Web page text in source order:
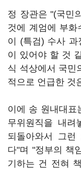
정 장관은 "(국민
것에 계엄에 부화
이 (특검) 수사 과
이 있어야 할 것
식 석상에서 국민
적으로 언급한 것
이에 송 원내대표
무위원직을 내려
되돌아와서 그
다"며 "정부의 책
기하는 건 전혀